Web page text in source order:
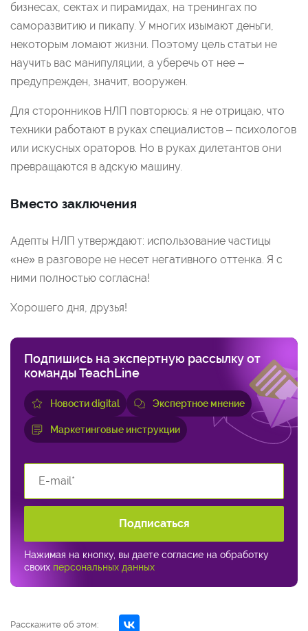
бизнесах, сектах и пирамидах, на тренингах по
саморазвитию и пикапу. У многих изымают деньги,
некоторым ломают жизни. Поэтому цель статьи не
научить вас манипуляции, а уберечь от нее –
предупрежден, значит, вооружен.
Для сторонников НЛП повторюсь: я не отрицаю, что
техники работают в руках специалистов – психологов
или искусных ораторов. Но в руках дилетантов они
превращаются в адскую машину.
Вместо заключения
Адепты НЛП утверждают: использование частицы
«не» в разговоре не несет негативного оттенка. Я с
ними полностью согласна!
Хорошего дня, друзья!
Подпишись на экспертную рассылку от
команды TeachLine
Новости digital Экспертное мнение
Маркетинговые инструкции
Подписаться
Нажимая на кнопку, вы даете согласие на обработку
своих персональных данных
Расскажите об этом: